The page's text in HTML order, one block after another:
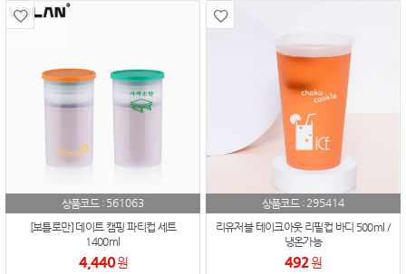
상품코드 : 561063
[보틀로만] 데이트 캠핑 파티컵 세트
1400ml
4,440원
상품코드 :295414
리유저블 테이크아웃 리필컵 바디 500ml /
냉온가능
492원